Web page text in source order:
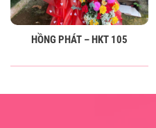
HỒNG PHÁT – HKT 105